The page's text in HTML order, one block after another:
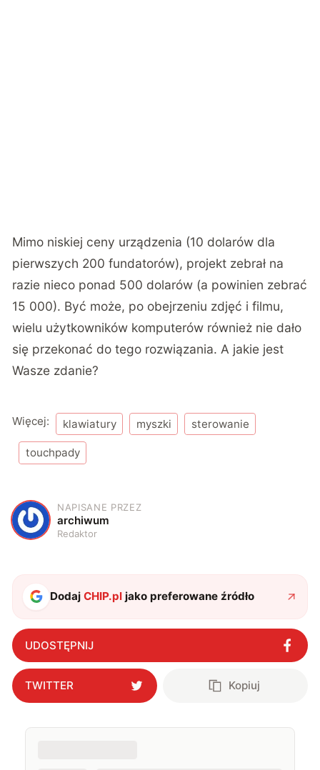
Mimo niskiej ceny urządzenia (10 dolarów dla
pierwszych 200 fundatorów), projekt zebrał na
razie nieco ponad 500 dolarów (a powinien zebrać
15 000). Być może, po obejrzeniu zdjęć i filmu,
wielu użytkowników komputerów również nie dało
się przekonać do tego rozwiązania. A jakie jest
Wasze zdanie?
Więcej: klawiatury myszki sterowanie
touchpady
A
NAPISANE PRZEZ
archiwum
Redaktor
DodajCHIP.pl jako preferowane źródło
UDOSTĘPNIJ
TWITTER Kopiuj